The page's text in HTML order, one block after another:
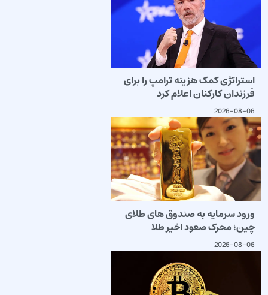
استراتژی کمک هزینه ترامپ را برای
فرزندان کارکنان اعلام کرد
2026-08-06
ورود سرمایه به صندوق های طلای
چین؛ محرک صعود اخیر طلا
2026-08-06